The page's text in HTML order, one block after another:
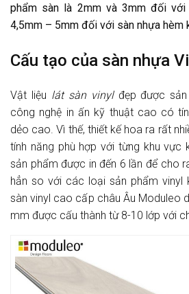
phẩm sàn là 2mm và 3mm đối
4,5mm – 5mm đối với sàn nhựa hèm
Cấu tạo của sàn nhựa
Vật liệu lát sàn vinylđẹp được sản
công nghệ in ấn kỹ thuật cao có
dẻo cao. Vì thế, thiết kế hoa ra rất
tính năng phù hợp với từng khu vực
sản phẩm được in đến 6 lần để cho
hẳn so với các loại sản phẩm
sàn vinyl cao cấp châu Âu Moduleo
mm được cấu thành từ 8-10 lớp với